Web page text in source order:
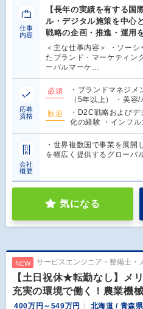
仕事
内容
【長年の実績を有する国
ル・デジタル施策を中心
戦略の企画・推進・運用
＜主な仕事内容＞ ・ソー
たブランド・マーケティン
ーバルマーケ…
応募
資格
必須
・ブランドマネジ
（5年以上） ・美
歓迎
・D2C戦略および
化の経験 ・インフ
会社
概要
・世界複数国で事業を展開
を幅広く提供するグローバ
気になる
NEW サービスエンジニア・整備士・
【土日祝休★転勤なし】メ
充実の環境で働く！農業機
400万円～549万円
北海道 / 青森